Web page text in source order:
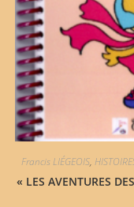
Francis LIÉGEOIS,
« LES AVENTURES